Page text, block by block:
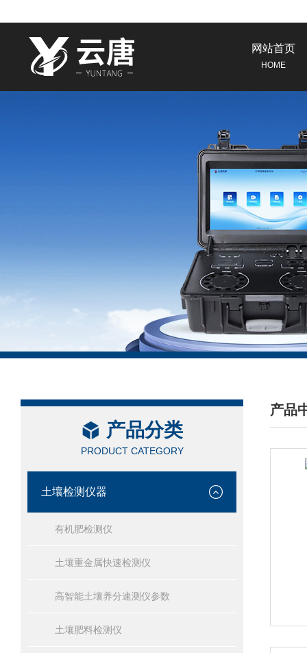
网站首页
HOME
产品分类
PRODUCT CATEGORY
土壤检测仪器
有机肥检测仪
土壤重金属快速检测仪
高智能土壤养分速测仪参数
土壤肥料检测仪
产品
/